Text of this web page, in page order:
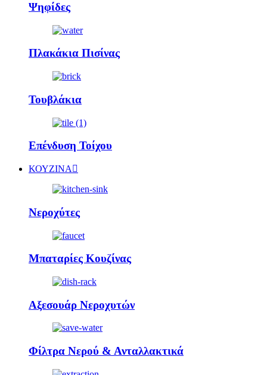
Ψηφίδες
Πλακάκια Πισίνας
Τουβλάκια
Επένδυση Τοίχου
ΚΟΥΖΙΝΑ
Νεροχύτες
Μπαταρίες Κουζίνας
Αξεσουάρ Νεροχυτών
Φίλτρα Νερού & Ανταλλακτικά